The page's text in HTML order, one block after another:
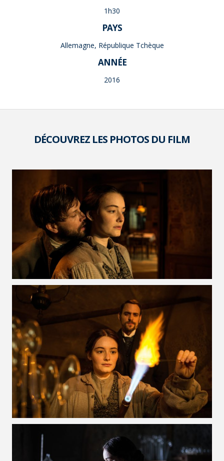
1h30
PAYS
Allemagne, République Tchèque
ANNÉE
2016
DÉCOUVREZ LES PHOTOS DU FILM
VOIR LA PHOTO EN GRAND FORMAT
VOIR LA PHOTO EN GRAND FORMAT